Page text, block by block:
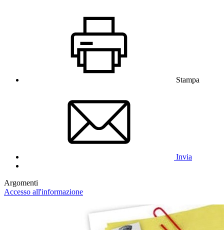
Stampa
Invia
Argomenti
Accesso all'informazione